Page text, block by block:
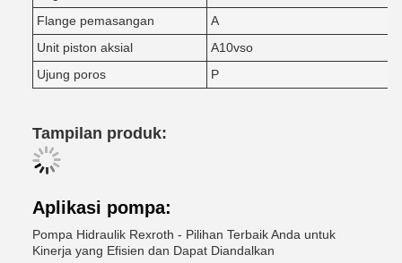
Flange pemasangan
A
Unit piston aksial
A10vso
Ujung poros
P
Tampilan produk:
Aplikasi pompa:
Pompa Hidraulik Rexroth - Pilihan Terbaik Anda untuk
Kinerja yang Efisien dan Dapat Diandalkan